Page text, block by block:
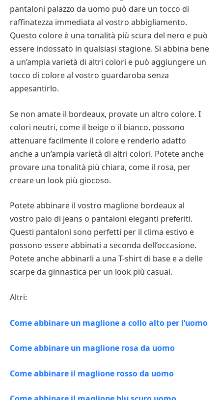
pantaloni palazzo da uomo può dare un tocco di
raffinatezza immediata al vostro abbigliamento.
Questo colore è una tonalità più scura del nero e può
essere indossato in qualsiasi stagione. Si abbina bene
a un’ampia varietà di altri colori e può aggiungere un
tocco di colore al vostro guardaroba senza
appesantirlo.
Se non amate il bordeaux, provate un altro colore. I
colori neutri, come il beige o il bianco, possono
attenuare facilmente il colore e renderlo adatto
anche a un’ampia varietà di altri colori. Potete anche
provare una tonalità più chiara, come il rosa, per
creare un look più giocoso.
Potete abbinare il vostro maglione bordeaux al
vostro paio di jeans o pantaloni eleganti preferiti.
Questi pantaloni sono perfetti per il clima estivo e
possono essere abbinati a seconda dell’occasione.
Potete anche abbinarli a una T-shirt di base e a delle
scarpe da ginnastica per un look più casual.
Altri:
Come abbinare un maglione a collo alto per l’uomo
Come abbinare un maglione rosa da uomo
Come abbinare il maglione rosso da uomo